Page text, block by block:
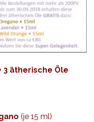
3 ätherische Öle
(je 15 ml)